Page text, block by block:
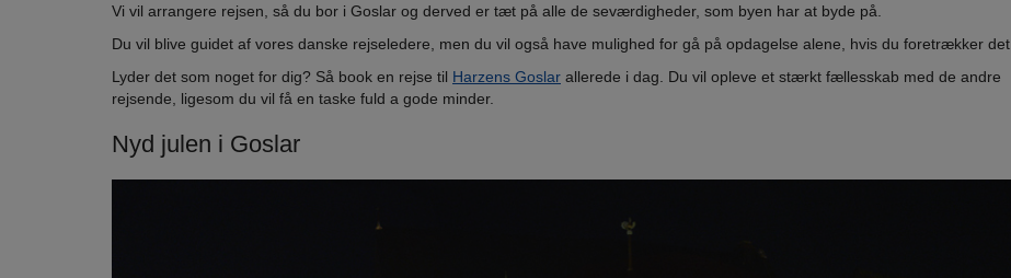
Vi vil arrangere rejsen, så du bor i Goslar og derved er tæt på alle de seværdigheder, som byen har at byde på.
Du vil blive guidet af vores danske rejseledere, men du vil også have mulighed for gå på opdagelse alene, hvis du foretrækker det.
Lyder det som noget for dig? Så book en rejse til Harzens Goslar allerede i dag. Du vil opleve et stærkt fællesskab med de andre
rejsende, ligesom du vil få en taske fuld a gode minder.
Nyd julen i Goslar